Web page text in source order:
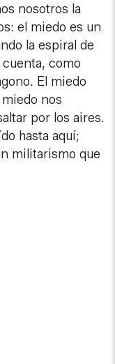
nosotros la
el miedo es un
la espiral de
cuenta, como
El miedo
nos
por los aires.
hasta aquí;
militarismo que